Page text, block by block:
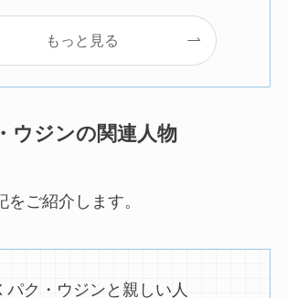
もっと見る
ウジンの関連人物
をご紹介します。
パク・ウジンと親しい人